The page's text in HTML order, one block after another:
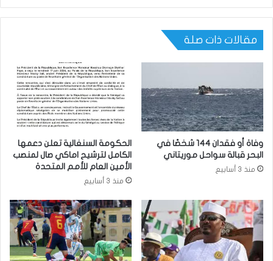
مقالات ذات صلة
وفاة أو فقدان 144 شخصًا في
البحر قبالة سواحل موريتاني
منذ 3 أسابيع
الحكومة السنغالية تعلن دعمها
الكامل لترشيح اماكي صال لمنصب
الأمين العام للأمم المتحدة
منذ 3 أسابيع